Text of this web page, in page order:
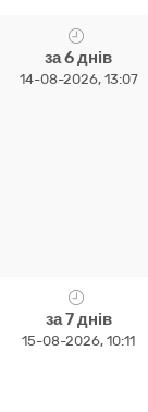
за 6 днів
14-08-2026, 13:07
за 7 днів
15-08-2026, 10:11